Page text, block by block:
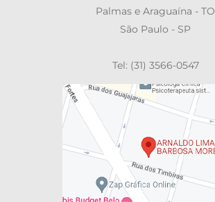
Palmas e Araguaína - TO
São Paulo - SP
Tel: (31) 3566-0547